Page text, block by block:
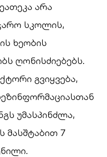
არა
სკოლის,
ხეობის
ღონისძიებებს.
გვიყვება,
უმასპინძლა,
მასშტაბით 7